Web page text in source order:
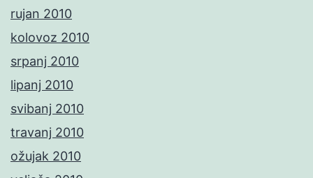
rujan 2010
kolovoz 2010
srpanj 2010
lipanj 2010
svibanj 2010
travanj 2010
ožujak 2010